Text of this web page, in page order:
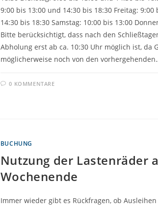
9:00 bis 13:00 und 14:30 bis 18:30 Freitag: 9:00
14:30 bis 18:30 Samstag: 10:00 bis 13:00
Bitte berücksichtigt, dass nach den
Abholung erst ab ca. 10:30 Uhr möglich ist, da
möglicherweise noch von den
0 KOMMENTARE
BUCHUNG
Nutzung der Lastenräder
Wochenende
Immer wieder gibt es Rückfragen, ob